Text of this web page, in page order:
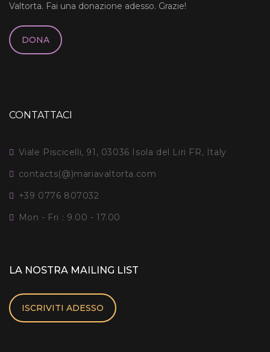
Valtorta. Fai una donazione adesso. Grazie!
DONA
CONTATTACI
Viale Piscicelli, 91, 03036 Isola del Liri FR, Italy
contacts(@)mariavaltorta.com
+39 0776 807032
Mon - Fri : 9.00 - 17.00
LA NOSTRA MAILING LIST
ISCRIVITI ADESSO